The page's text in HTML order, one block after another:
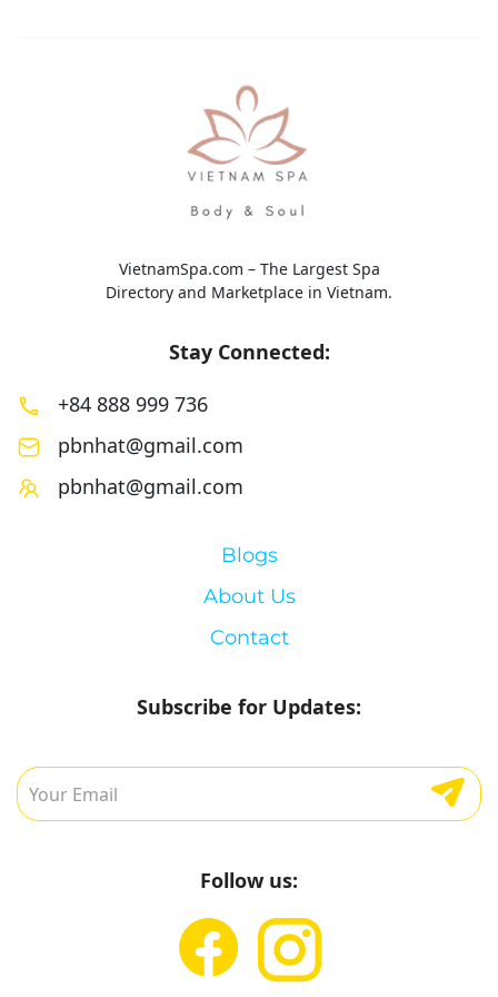
VietnamSpa.com – The Largest Spa
Directory and Marketplace in Vietnam.
Stay Connected:
+84 888 999 736
pbnhat@gmail.com
pbnhat@gmail.com
Blogs
About Us
Contact
Subscribe for Updates:
Follow us: